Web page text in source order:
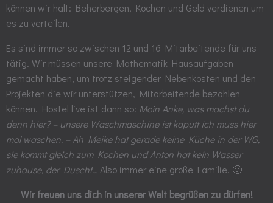
können wir halt: Beherbergen, Kochen und Geld verdienen um
es zu verteilen.
Es sind immer so zwischen 12 und 16 Mitarbeitende für uns
tätig. Wir müssen unsere Mathematik Hausaufgaben
gemacht haben, um trotz steigender Nebenkosten und den
Projekten die wir unterstützen, Mitarbeitende bezahlen
können. Hostel live ist dann so: Moin Anke, was machst du
denn hier? – unsere Waschmaschine ist kaputt ich muss hier
mal waschen. – Ah Meike hat gerade keine Küche in der WG,
sie kommt gleich zum Kochen und Anton hat kein Wasser
zuhause, der Duscht… Also immer eine große Familie. 🙂
Wir freuen uns dich in unserer Welt begrüßen zu dürfen!